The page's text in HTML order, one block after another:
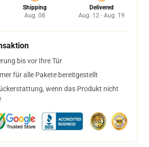
Shipping
Aug. 08
Delivered
Aug. 12 - Aug. 19
bis vor Ihre Tür
für alle Pakete bereitgestellt
wenn das Produkt nicht